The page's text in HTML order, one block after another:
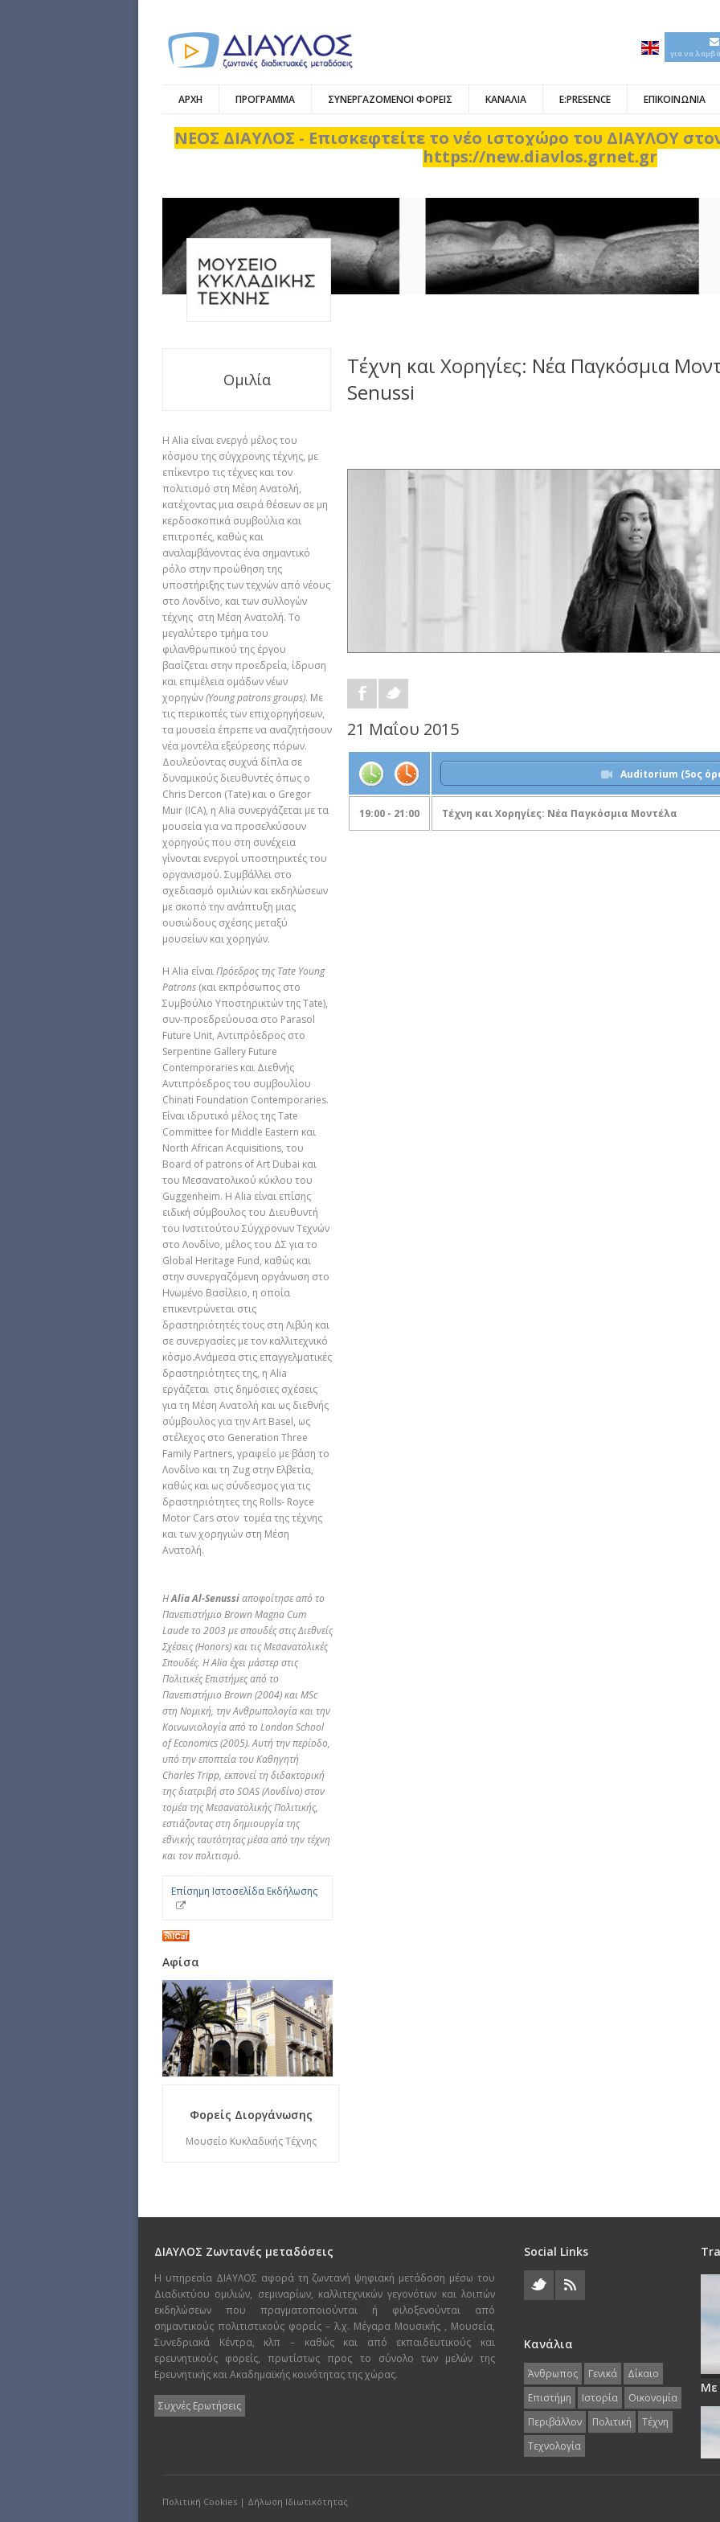
για να
ΑΡΧΗ ΠΡΟΓΡΑΜΜΑ ΣΥΝΕΡΓΑΖΟΜΕΝΟΙ ΦΟΡΕΙΣ ΚΑΝΑΛΙΑ E:PRESENCE ΕΠΙΚΟΙΝΩΝΙΑ
ΝΕΟΣ ΔΙΑΥΛΟΣ - Επισκεφτείτε το νέο ιστοχώρο του ΔΙΑΥΛΟΥ
https://new.diavlos.grnet.gr
Τέχνη και Χορηγίες: Νέα Παγκόσμια
Senussi
Ομιλία
Η Alia είναι ενεργό μέλος του
κόσμου της σύγχρονης τέχνης, με
επίκεντρο τις τέχνες και τον
πολιτισμό στη Μέση Ανατολή,
κατέχοντας μια σειρά θέσεων σε μη
κερδοσκοπικά συμβούλια και
επιτροπές, καθώς και
αναλαμβάνοντας ένα σημαντικό
ρόλο στην προώθηση της
υποστήριξης των τεχνών από νέους
στο Λονδίνο, και των συλλογών
τέχνης στη Μέση Ανατολή. Το
μεγαλύτερο τμήμα του
φιλανθρωπικού της έργου
βασίζεται στην προεδρεία, ίδρυση
και επιμέλεια ομάδων νέων
χορηγών(Young patrons groups). Με
τις περικοπές των επιχορηγήσεων,
τα μουσεία έπρεπε να αναζητήσουν
νέα μοντέλα εξεύρεσης πόρων.
Δουλεύοντας συχνά δίπλα σε
δυναμικούς διευθυντές όπως ο
Chris Dercon (Tate) και ο Gregor
Muir (ICA), η Alia συνεργάζεται με τα
μουσεία για να προσελκύσουν
χορηγούς που στη συνέχεια
γίνονται ενεργοί υποστηρικτές του
οργανισμού. Συμβάλλει στο
σχεδιασμό ομιλιών και εκδηλώσεων
με σκοπό την ανάπτυξη μιας
ουσιώδους σχέσης μεταξύ
μουσείων και χορηγών.
Η Αlia είναιΠρόεδρος της Tate Young
Patrons (και εκπρόσωπος στο
Συμβούλιο Υποστηρικτών της Tate),
συν-προεδρεύουσα στο Parasol
Future Unit, Αντιπρόεδρος στο
Serpentine Gallery Future
Contemporaries και Διεθνής
Αντιπρόεδρος του συμβουλίου
Chinati Foundation Contemporaries.
Είναι ιδρυτικό μέλος της Tate
Committee for Middle Eastern και
North African Acquisitions, του
Board of patrons of Art Dubai και
του Μεσανατολικού κύκλου του
Guggenheim. Η Αlia είναι επίσης
ειδική σύμβουλος του Διευθυντή
του Ινστιτούτου Σύγχρονων Τεχνών
στο Λονδίνο, μέλος του ΔΣ για το
Global Heritage Fund, καθώς και
στην συνεργαζόμενη οργάνωση στο
Ηνωμένο Βασίλειο, η οποία
επικεντρώνεται στις
δραστηριότητές τους στη Λιβύη και
σε συνεργασίες με τον καλλιτεχνικό
κόσμο.Ανάμεσα στις επαγγελματικές
δραστηριότητες της, η Alia
εργάζεται στις δημόσιες σχέσεις
για τη Μέση Ανατολή και ως διεθνής
σύμβουλος για την Art Basel, ως
στέλεχος στο Generation Three
Family Partners, γραφείο με βάση το
Λονδίνο και τη Zug στην Ελβετία,
καθώς και ως σύνδεσμος για τις
δραστηριότητες της Rolls- Royce
Motor Cars στον τομέα της τέχνης
και των χορηγιών στη Μέση
Ανατολή.
ΗAlia Al-Senussiαποφοίτησε από το
Πανεπιστήμιο Brown Μagna Cum
Laude το 2003 με σπουδές στις Διεθνείς
Σχέσεις (Honors) και τις Μεσανατολικές
Σπουδές. Η Alia έχει μάστερ στις
Πολιτικές Επιστήμες από το
Πανεπιστήμιο Brown (2004) και MSc
στη Νομική, την Ανθρωπολογία και την
Κοινωνιολογία από το London School
of Economics (2005). Aυτή την περίοδο,
υπό την εποπτεία του Καθηγητή
Charles Tripp, εκπονεί τη διδακτορική
της διατριβή στο SOAS (Λονδίνο) στον
τομέα της Μεσανατολικής Πολιτικής,
εστιάζοντας στη δημιουργία της
εθνικής ταυτότητας μέσα από την τέχνη
και τον πολιτισμό.
Επίσημη Ιστοσελίδα Εκδήλωσης
Αφίσα
Φορείς Διοργάνωσης
Μουσείο Κυκλαδικής Τέχνης
21 Μαΐου 2015
Auditorium (5ος
19:00 - 21:00 Τέχνη και Χορηγίες: Νέα Παγκόσμια Μοντέλα
ΔΙΑΥΛΟΣ Ζωντανές μεταδόσεις
Η υπηρεσία ΔΙΑΥΛΟΣ αφορά τη ζωντανή ψηφιακή μετάδοση μέσω του
Διαδικτύου ομιλιών, σεμιναρίων, καλλιτεχνικών γεγονότων και λοιπών
εκδηλώσεων που πραγματοποιούνται ή φιλοξενούνται από
σημαντικούς πολιτιστικούς φορείς – λ.χ. Μέγαρα Μουσικής , Μουσεία,
Συνεδριακά Κέντρα, κλπ – καθώς και από εκπαιδευτικούς και
ερευνητικούς φορείς, πρωτίστως προς το σύνολο των μελών της
Ερευνητικής και Ακαδημαϊκής κοινότητας της χώρας.
Συχνές Ερωτήσεις
Social Links
Κανάλια
Άνθρωπος Γενικά
Δίκαιο
Επιστήμη
Ιστορία
Οικονομία
Περιβάλλον
Πολιτική
Τέχνη
Τεχνολογία
Με
Πολιτική Cookies | Δήλωση Ιδιωτικότητας